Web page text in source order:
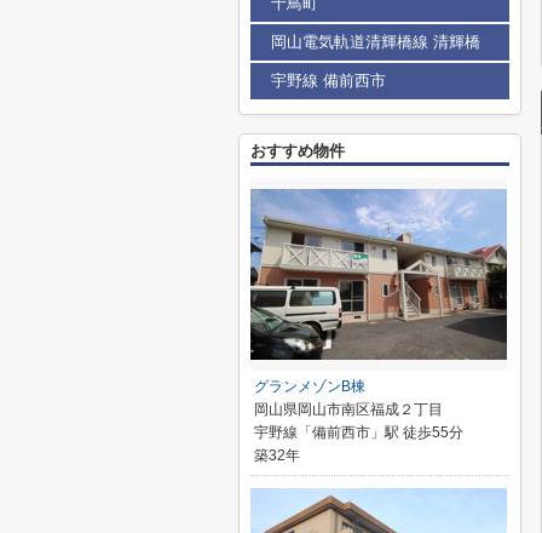
岡山電気軌道清輝橋線 清輝橋
宇野線 備前西市
おすすめ物件
グランメゾンB棟
岡山県岡山市南区福成２丁目
宇野線「備前西市」駅 徒歩55分
築32年